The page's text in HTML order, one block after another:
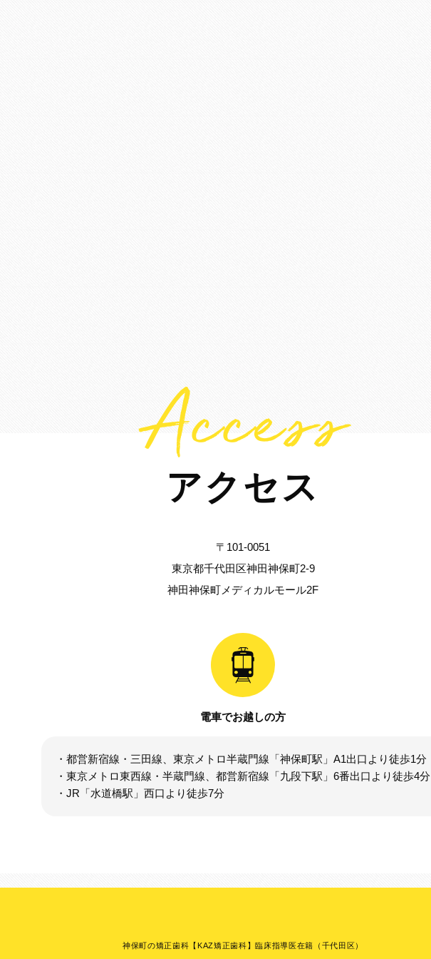
Access
アクセス
〒101-0051
東京都千代田区神田神保町2-9
神田神保町メディカルモール2F
電車でお越しの方
・都営新宿線・三田線、東京メトロ半蔵門線「神保町駅」A1出口より徒歩1分
・東京メトロ東西線・半蔵門線、都営新宿線「九段下駅」6番出口より徒歩4分
・JR「水道橋駅」西口より徒歩7分
神保町の矯正歯科【KAZ矯正歯科】臨床指導医在籍（千代田区）